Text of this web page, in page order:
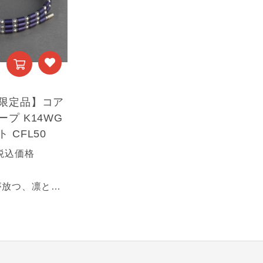
定品】コア
プ K14WG
CFL50
込価格
深みある紫が放つ、凛とした気品と力強さ。纏うほどに、揺るがぬ自分へ。【商品情報】■サイズ：50㎝■素材：K14WG(装飾部材)・フェライト磁石・サマコバ磁石・SUS316(キャップ部分)・SUS304(ワイヤー部分)【オーダー限定品】高品位な貴金属パーツを使用した特別なモデルで、ご注文後の生産により、商品の発送まで1週間ほどお時間をいただきます。《利用可能な決済方法》・クレジットカード・Amazon Pay・PayPay・キャリア決済・代金引換